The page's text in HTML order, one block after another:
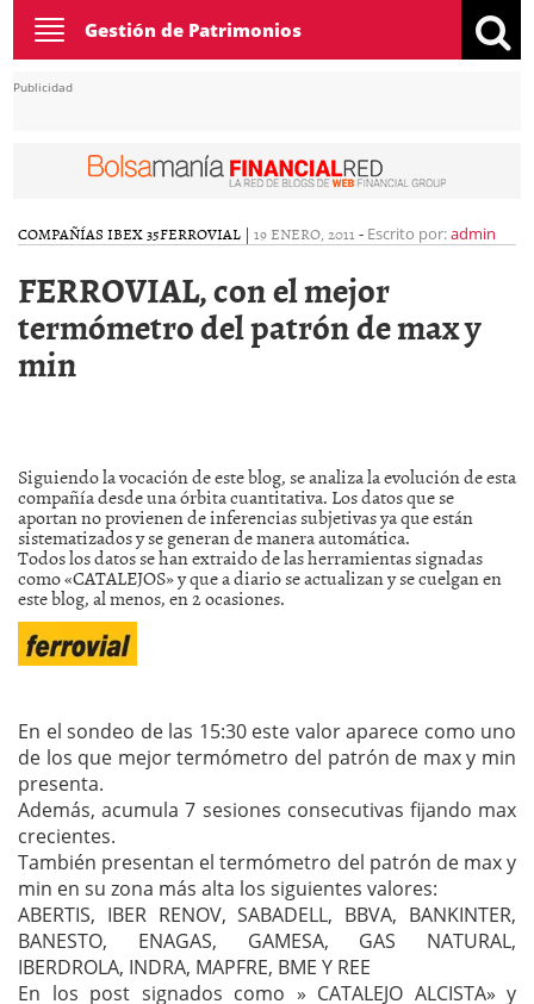
Toggle
navigation
Gestión de Patrimonios
Publicidad
COMPAÑÍAS IBEX 35FERROVIAL | 19 ENERO, 2011 - Escrito por:admin
FERROVIAL, con el mejor
termómetro del patrón de max y
min
Siguiendo la vocación de este blog, se analiza la evolución de esta
compañía desde una órbita cuantitativa. Los datos que se
aportan no provienen de inferencias subjetivas ya que están
sistematizados y se generan de manera automática.
Todos los datos se han extraido de las herramientas signadas
como «CATALEJOS» y que a diario se actualizan y se cuelgan en
este blog, al menos, en 2 ocasiones.
En el sondeo de las 15:30 este valor aparece como uno
de los que mejor termómetro del patrón de max y min
presenta.
Además, acumula 7 sesiones consecutivas fijando max
crecientes.
También presentan el termómetro del patrón de max y
min en su zona más alta los siguientes valores:
ABERTIS, IBER RENOV, SABADELL, BBVA, BANKINTER,
BANESTO, ENAGAS, GAMESA, GAS NATURAL,
IBERDROLA, INDRA, MAPFRE, BME Y REE
En los post signados como » CATALEJO ALCISTA» y